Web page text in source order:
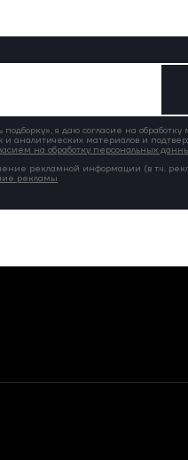
я даю согласие на
аналитических материалов и
на обработку персональных
рекламной информации (в т.ч.
рекламы